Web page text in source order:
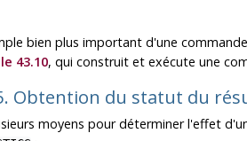
bien plus important d'une
43.10, qui construit et exécute une
Obtention du statut du
moyens pour déterminer l'effet